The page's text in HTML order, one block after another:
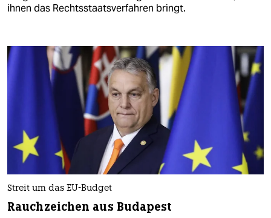
ihnen das Rechtsstaatsverfahren bringt.
Streit um das EU-Budget
Rauchzeichen aus Budapest